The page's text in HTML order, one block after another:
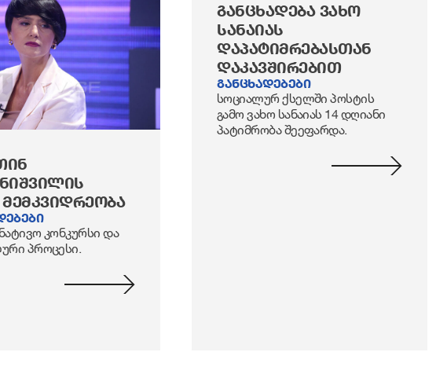
ᲛᲔᲛᲙᲕᲘᲓᲠᲔᲝᲑᲐ
კონკურსი და
პროცესი.
ᲒᲐᲜᲪᲮᲐᲓᲔᲑᲐ ᲕᲐᲮᲝ
ᲡᲐᲜᲐᲘᲐᲡ
ᲓᲐᲞᲐᲢᲘᲛᲠᲔᲑᲐᲡᲗᲐᲜ
ᲓᲐᲙᲐᲕᲨᲘᲠᲔᲑᲘᲗ
განცხადებები
სოციალურ ქსელში პოსტის
გამო ვახო სანაიას 14 დღიანი
პატიმრობა შეეფარდა.